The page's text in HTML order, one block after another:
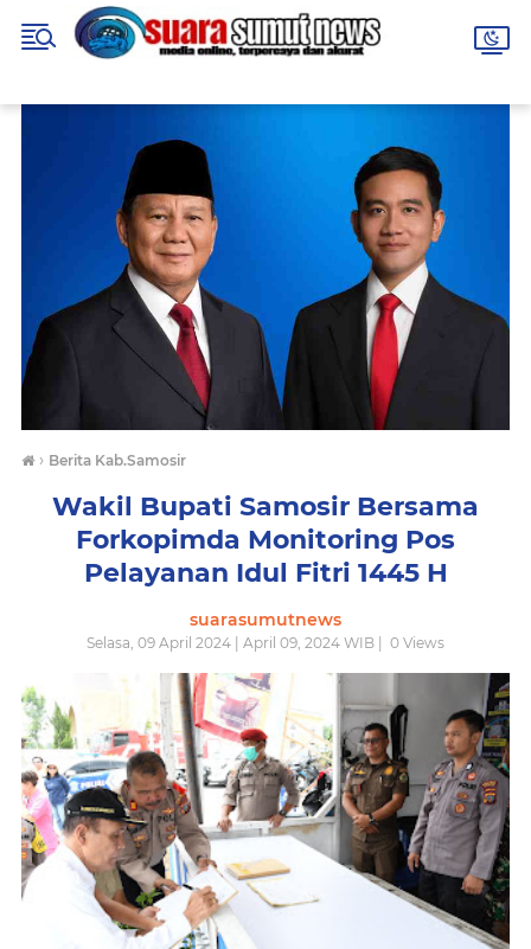
› Berita Kab.Samosir
Wakil Bupati Samosir Bersama
Forkopimda Monitoring Pos
Pelayanan Idul Fitri 1445 H
suarasumutnews
Selasa, 09 April 2024 | April 09, 2024 WIB | 0 Views